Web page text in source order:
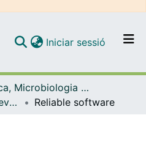
Navega per tot el DD
Iniciar sessió (current)
Genètica, Microbiologia i Estadística
Articles publicats en revistes (Genètica, Microbiologia i Estadística)
Reliable software